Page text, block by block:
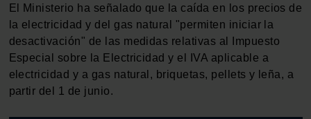
El Ministerio ha señalado que la caída en los precios de
la electricidad y del gas natural "permiten iniciar la
desactivación" de las medidas relativas al Impuesto
Especial sobre la Electricidad y el IVA aplicable a
electricidad y a gas natural, briquetas, pellets y leña, a
partir del 1 de junio.